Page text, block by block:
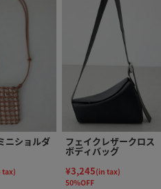
ニショルダ
tax)
フェイクレザークロス
ボディバッグ
¥3,245(in tax)
50%OFF